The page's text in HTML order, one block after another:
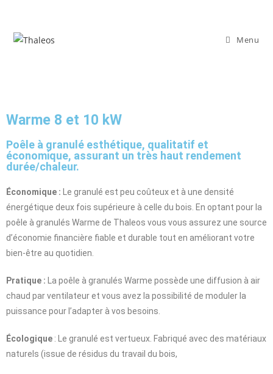
Menu
Warme 8 et 10 kW
Poêle à granulé esthétique, qualitatif et
économique, assurant un très haut rendement
durée/chaleur.
Économique : Le granulé est peu coûteux et à une densité
énergétique deux fois supérieure à celle du bois. En optant pour la
poêle à granulés Warme de Thaleos vous vous assurez une source
d’économie financière fiable et durable tout en améliorant votre
bien-être au quotidien.
Pratique :
La poêle à granulés Warme possède une diffusion à air
chaud par ventilateur et vous avez la possibilité de moduler la
puissance pour l’adapter à vos besoins.
Écologique : Le granulé est vertueux. Fabriqué avec des matériaux
naturels (issue de résidus du travail du bois,